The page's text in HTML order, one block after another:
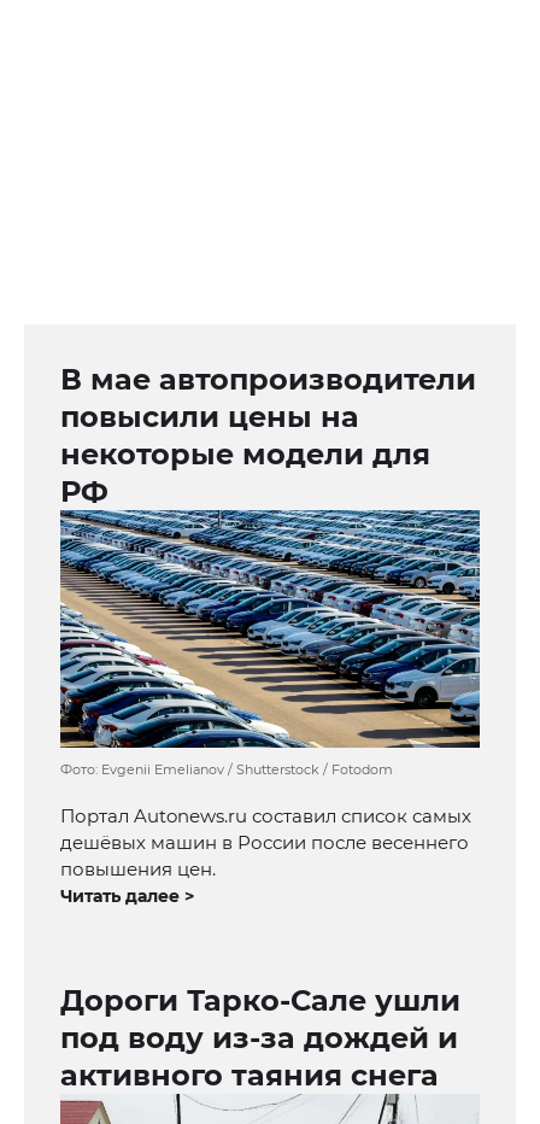
В мае автопроизводители
повысили цены на
некоторые модели для
РФ
Фото: Evgenii Emelianov / Shutterstock / Fotodom
Портал Autonews.ru составил список самых
дешёвых машин в России после весеннего
повышения цен.
Читать далее >
Дороги Тарко-Сале ушли
под воду из-за дождей и
активного таяния снега